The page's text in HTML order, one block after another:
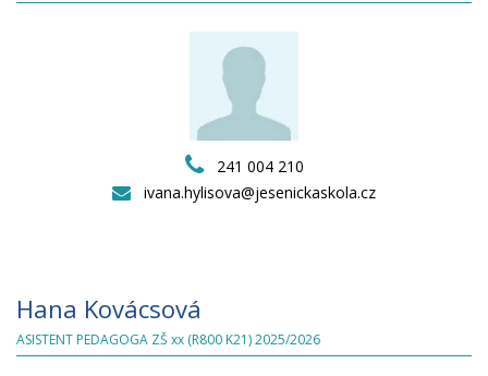
241 004 210
ivana.hylisova@jesenickaskola.cz
Hana Kovácsová
ASISTENT PEDAGOGA ZŠ xx (R800 K21) 2025/2026